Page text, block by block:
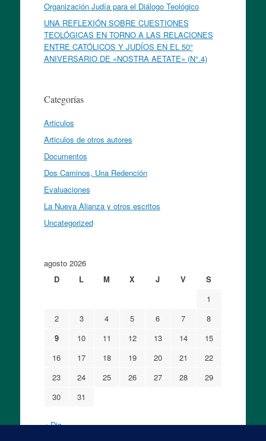
Organización Judía para el Diálogo Teológico
UNA REFLEXIÓN SOBRE CUESTIONES
TEOLÓGICAS EN TORNO A LAS RELACIONES
ENTRE CATÓLICOS Y JUDÍOS EN EL 50°
ANIVERSARIO DE «NOSTRA AETATE» (N°.4)
Categorías
Articulos
Articulos de otros autores
Documentos
Dos Caminos, Una Redención
Evaluaciones
La Nueva Alianza y otros escritos
Uncategorized
agosto 2026
D
L M X J V
S
1
2
3 4 5 6 7
8
9
10 11 12 13 14
15
16
17 18 19 20 21
22
23
24 25 26 27 28
29
30
31
« Dic